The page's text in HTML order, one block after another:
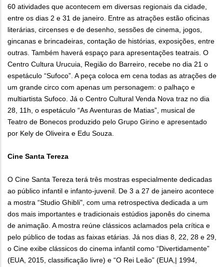
60 atividades que acontecem em diversas regionais da cidade,
entre os dias 2 e 31 de janeiro. Entre as atrações estão oficinas
literárias, circenses e de desenho, sessões de cinema, jogos,
gincanas e brincadeiras, contação de histórias, exposições, entre
outras. Também haverá espaço para apresentações teatrais. O
Centro Cultura Urucuia, Região do Barreiro, recebe no dia 21 o
espetáculo “Sufoco”. A peça coloca em cena todas as atrações de
um grande circo com apenas um personagem: o palhaço e
multiartista Sufoco. Já o Centro Cultural Venda Nova traz no dia
28, 11h, o espetáculo “As Aventuras de Matias”, musical de
Teatro de Bonecos produzido pelo Grupo Girino e apresentado
por Kely de Oliveira e Edu Souza.
Cine Santa Tereza
O Cine Santa Tereza terá três mostras especialmente dedicadas
ao público infantil e infanto-juvenil. De 3 a 27 de janeiro acontece
a mostra “Studio Ghibli", com uma retrospectiva dedicada a um
dos mais importantes e tradicionais estúdios japonês do cinema
de animação. A mostra reúne clássicos aclamados pela crítica e
pelo público de todas as faixas etárias. Já nos dias 8, 22, 28 e 29,
o Cine exibe clássicos do cinema infantil como “Divertidamente”
(EUA, 2015, classificação livre) e “O Rei Leão” (EUA,| 1994,